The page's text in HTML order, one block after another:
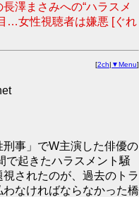
澤まさみへの“ハラスメ
…女性視聴者は嫌悪 [ぐれ
[2ch| ▼Menu]
事」でW主演した俳優の
で起きたハラスメント騒
されたのが、過去のトラ
なければならなかった橋